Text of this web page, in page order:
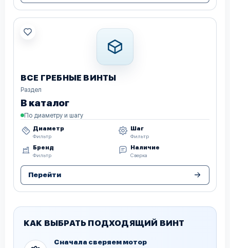
ВСЕ ГРЕБНЫЕ ВИНТЫ
Раздел
В каталог
По диаметру и шагу
Диаметр
Фильтр
Шаг
Фильтр
Бренд
Фильтр
Наличие
Сверка
Перейти
КАК ВЫБРАТЬ ПОДХОДЯЩИЙ ВИНТ
Сначала сверяем мотор